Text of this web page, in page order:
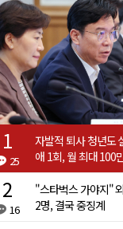
25
자발적 퇴사 청년도
애 1회, 월 최대 100
16
"스타벅스 가야지"
2명, 결국 중징계